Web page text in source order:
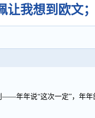
让我想到欧文
——年年说“这次一定”，年年